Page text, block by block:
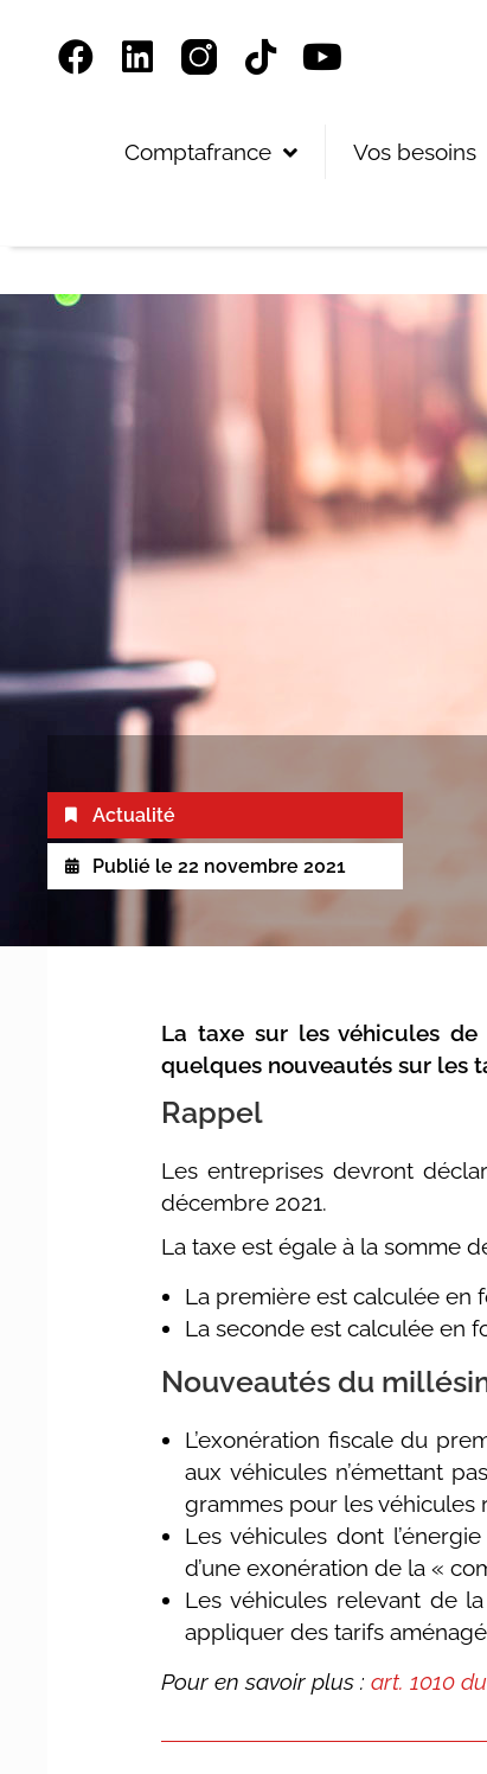
Comptafrance Vos besoins
Actualité
Publié le 22 novembre 2021
La taxe sur les véhicules
quelques nouveautés sur les
Rappel
Les entreprises devront
décembre 2021.
La taxe est égale à la somme
La première est calculée en
La seconde est calculée en
Nouveautés du
L’exonération fiscale du
aux véhicules n’émettant
grammes pour les véhicules
Les véhicules dont
d’une exonération de la «
Les véhicules relevant de
appliquer des tarifs
Pour en savoir plus :art. 1010